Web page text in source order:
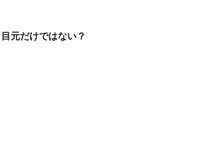
目元だけではない？